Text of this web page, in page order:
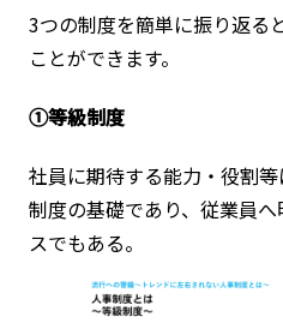
3つの制度を簡単に振り返る
ことができます。
➀等級制度
社員に期待する能力・役割
制度の基礎であり、従業員
スでもある。